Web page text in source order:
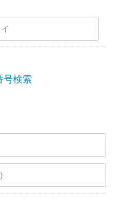
号検索